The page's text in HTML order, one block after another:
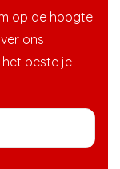
op de hoogte
ons
beste je